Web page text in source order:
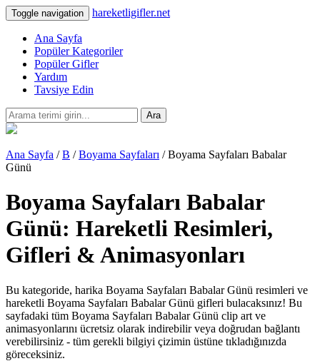
Toggle navigation hareketligifler.net
Ana Sayfa
Popüler Kategoriler
Popüler Gifler
Yardım
Tavsiye Edin
Ara
Ana Sayfa /B /Boyama Sayfaları / Boyama Sayfaları Babalar
Günü
Boyama Sayfaları Babalar
Günü: Hareketli Resimleri,
Gifleri & Animasyonları
Bu kategoride, harika Boyama Sayfaları Babalar Günü resimleri ve
hareketli Boyama Sayfaları Babalar Günü gifleri bulacaksınız! Bu
sayfadaki tüm Boyama Sayfaları Babalar Günü clip art ve
animasyonlarını ücretsiz olarak indirebilir veya doğrudan bağlantı
verebilirsiniz - tüm gerekli bilgiyi çizimin üstüne tıkladığınızda
göreceksiniz.